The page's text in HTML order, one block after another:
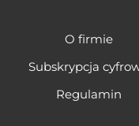
O firmie
Subskrypcja
Regulamin